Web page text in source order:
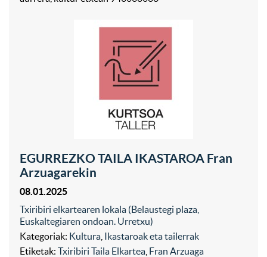
EGURREZKO TAILA IKASTAROA Fran
Arzuagarekin
08.01.2025
Txiribiri elkartearen lokala (Belaustegi plaza,
Euskaltegiaren ondoan. Urretxu)
Kategoriak: Kultura Ikastaroak eta tailerrak
Etiketak: Txiribiri Taila Elkartea Fran Arzuaga